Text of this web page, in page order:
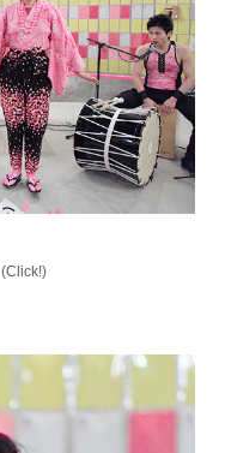
(Click!)